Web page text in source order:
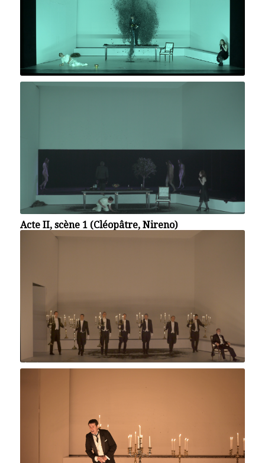
Acte II, scène 1 (Cléopâtre, Nireno)